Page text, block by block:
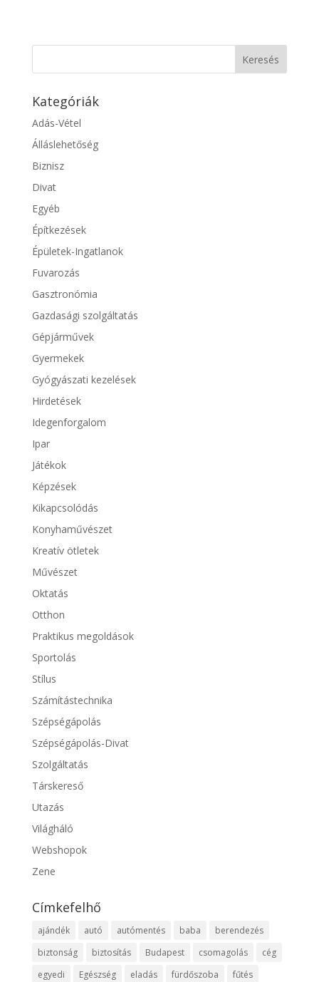
Kategóriák
Adás-Vétel
Álláslehetőség
Biznisz
Divat
Egyéb
Építkezések
Épületek-Ingatlanok
Fuvarozás
Gasztronómia
Gazdasági szolgáltatás
Gépjárművek
Gyermekek
Gyógyászati kezelések
Hirdetések
Idegenforgalom
Ipar
Játékok
Képzések
Kikapcsolódás
Konyhaművészet
Kreatív ötletek
Művészet
Oktatás
Otthon
Praktikus megoldások
Sportolás
Stílus
Számítástechnika
Szépségápolás
Szépségápolás-Divat
Szolgáltatás
Társkereső
Utazás
Világháló
Webshopok
Zene
Címkefelhő
ajándék autó autómentés baba
berendezés
biztonság
biztosítás Budapest csomagolás
cég
egyedi
Egészség eladás fürdőszoba fűtés